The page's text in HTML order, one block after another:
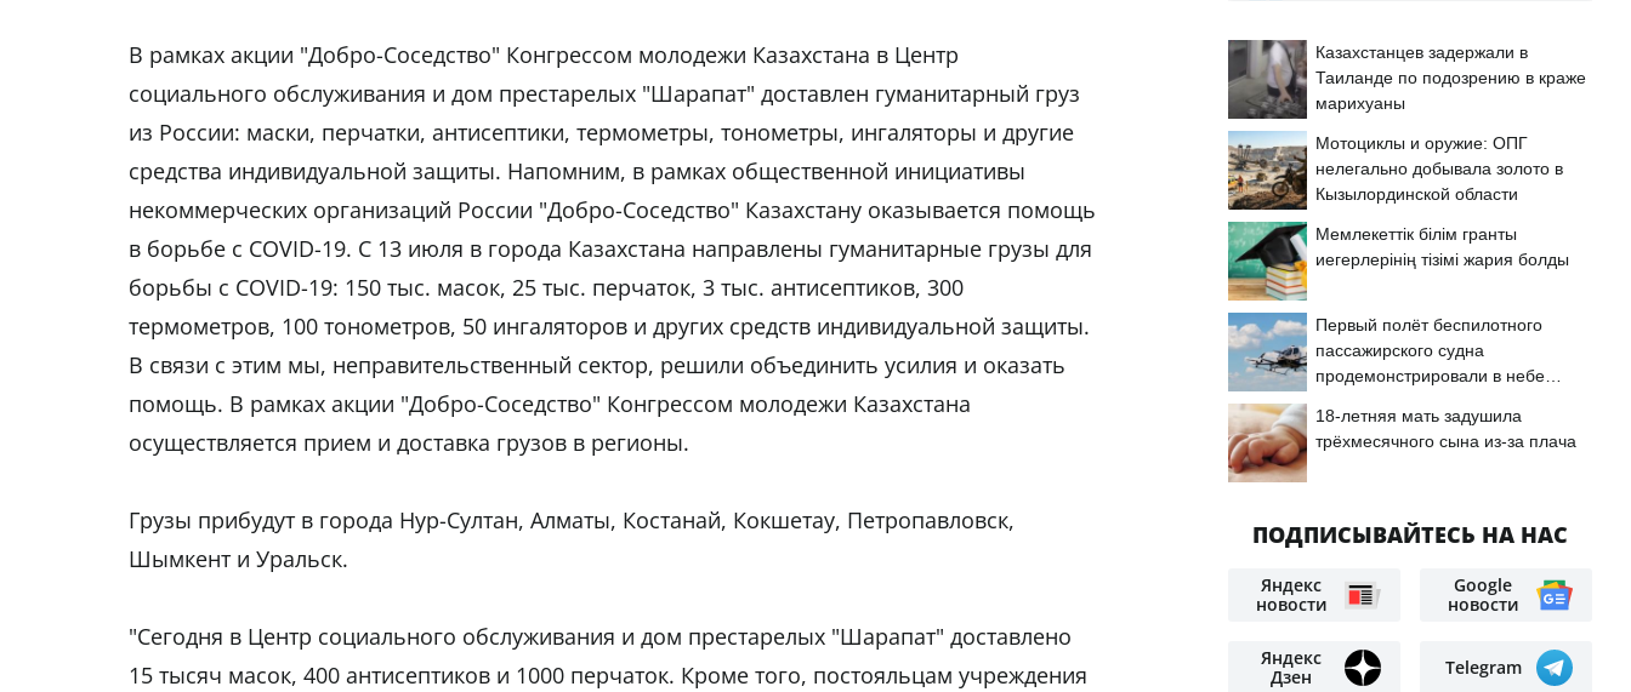
В рамках акции "Добро-Соседство" Конгрессом молодежи Казахстана в Центр
социального обслуживания и дом престарелых "Шарапат" доставлен гуманитарный груз
из России: маски, перчатки, антисептики, термометры, тонометры, ингаляторы и другие
средства индивидуальной защиты. Напомним, в рамках общественной инициативы
некоммерческих организаций России "Добро-Соседство" Казахстану оказывается помощь
в борьбе с COVID-19. С 13 июля в города Казахстана направлены гуманитарные грузы для
борьбы с COVID-19: 150 тыс. масок, 25 тыс. перчаток, 3 тыс. антисептиков, 300
термометров, 100 тонометров, 50 ингаляторов и других средств индивидуальной защиты.
В связи с этим мы, неправительственный сектор, решили объединить усилия и оказать
помощь. В рамках акции "Добро-Соседство" Конгрессом молодежи Казахстана
осуществляется прием и доставка грузов в регионы.
Грузы прибудут в города Нур-Султан, Алматы, Костанай, Кокшетау, Петропавловск,
Шымкент и Уральск.
"Сегодня в Центр социального обслуживания и дом престарелых "Шарапат" доставлено
15 тысяч масок, 400 антисептиков и 1000 перчаток. Кроме того, постояльцам учреждения
Казахстанцев задержали в
Таиланде по подозрению в краже
марихуаны
Мотоциклы и оружие: ОПГ
нелегально добывала золото в
Кызылординской области
Мемлекеттік білім гранты
иегерлерінің тізімі жария болды
Первый полёт беспилотного
пассажирского судна
продемонстрировали в небе
18-летняя мать задушила
трёхмесячного сына из-за плача
ПОДПИСЫВАЙТЕСЬ НА НАС
Яндекс
новости
Google
новости
Яндекс
Дзен
Telegram